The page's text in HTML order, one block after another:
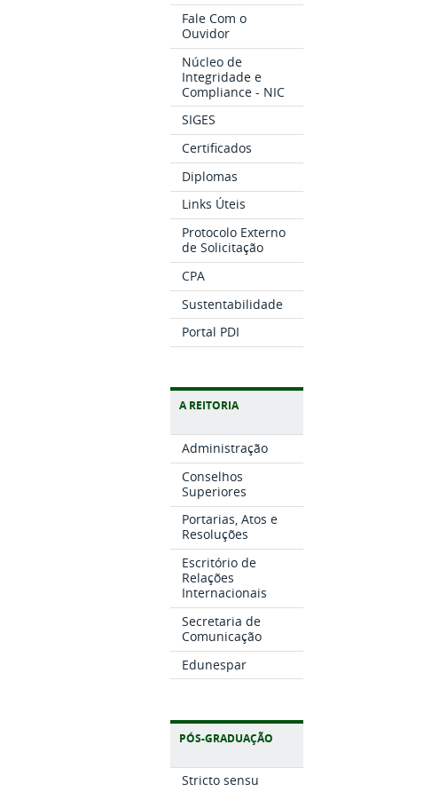
Fale Com o
Ouvidor
Núcleo de
Integridade e
Compliance - NIC
SIGES
Certificados
Diplomas
Links Úteis
Protocolo Externo
de Solicitação
CPA
Sustentabilidade
Portal PDI
A REITORIA
Administração
Conselhos
Superiores
Portarias, Atos e
Resoluções
Escritório de
Relações
Internacionais
Secretaria de
Comunicação
Edunespar
PÓS-GRADUAÇÃO
Stricto sensu